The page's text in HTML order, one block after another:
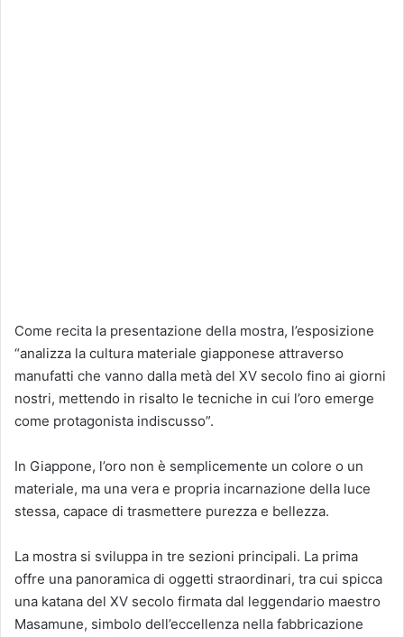
Come recita la presentazione della mostra, l’esposizione
“analizza la cultura materiale giapponese attraverso
manufatti che vanno dalla metà del XV secolo fino ai giorni
nostri, mettendo in risalto le tecniche in cui l’oro emerge
come protagonista indiscusso”.
In Giappone, l’oro non è semplicemente un colore o un
materiale, ma una vera e propria incarnazione della luce
stessa, capace di trasmettere purezza e bellezza.
La mostra si sviluppa in tre sezioni principali. La prima
offre una panoramica di oggetti straordinari, tra cui spicca
una katana del XV secolo firmata dal leggendario maestro
Masamune, simbolo dell’eccellenza nella fabbricazione